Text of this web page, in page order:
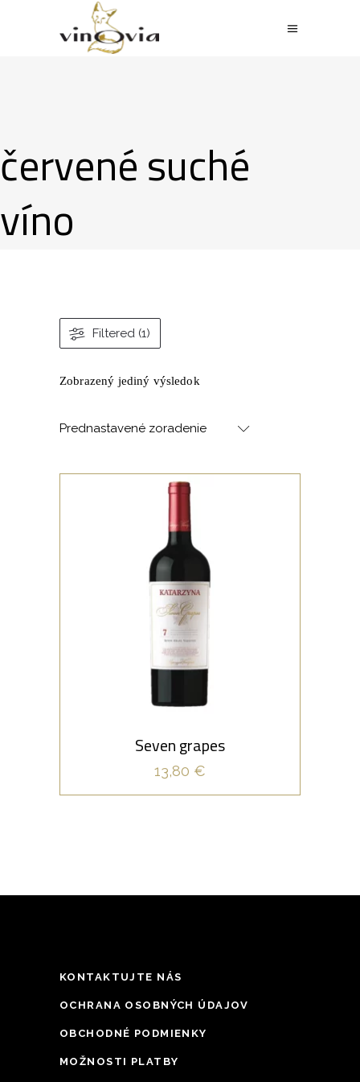
červené suché
víno
Filtered (1)
Zobrazený jediný výsledok
Prednastavené zoradenie
ČERVENÉ,OCENENÉ VÍNA
Seven grapes
Špecifikom tohto vína je, že rôzne odrody
hrozna sa pestujú v rôznych častiach viníc
vinárstva Katarzyna Estate, takže chuť a
vôňa týchto siedmich odrôd odráža rôzne
druhy pôd a aj pomerne veľký rozsah
tiež významne ovplyvňuje charakteristiku
hrozna, ktoré sa tam dopestuje. Toto skvelé
cuvée sa vyznačuje podmanivou
viacvrstvovú chuť a nezabudnuteľnú
PRIDAŤ DO KOŠÍKA
Seven grapes
13,80 €
KONTAKTUJTE NÁS
OCHRANA OSOBNÝCH ÚDAJOV
OBCHODNÉ PODMIENKY
MOŽNOSTI PLATBY